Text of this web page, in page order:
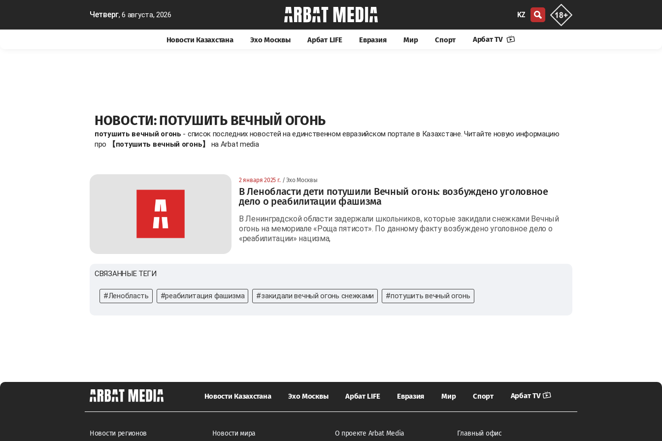
Четверг, 6 августа, 2026 KZ
Новости Казахстана Эхо Москвы Арбат LIFE Евразия Мир Спорт Арбат TV
НОВОСТИ: ПОТУШИТЬ ВЕЧНЫЙ ОГОНЬ
потушить вечный огонь - список последних новостей на единственном евразийском портале в Казахстане. Читайте новую информацию
про
【потушить вечный огонь】 на Arbat media
2 января 2025 г. / Эхо Москвы
В Ленобласти дети потушили Вечный огонь: возбуждено уголовное
дело о реабилитации фашизма
В Ленинградской области задержали школьников, которые закидали снежками Вечный
огонь на мемориале «Роща пятисот». По данному факту возбуждено уголовное дело о
«реабилитации» нацизма,
СВЯЗАННЫЕ ТЕГИ
#Ленобласть #реабилитация фашизма #закидали вечный огонь снежками #потушить вечный огонь
Новости Казахстана Эхо Москвы Арбат LIFE Евразия Мир Спорт Арбат TV
Новости регионов Новости мира О проекте Arbat Media Главный офис